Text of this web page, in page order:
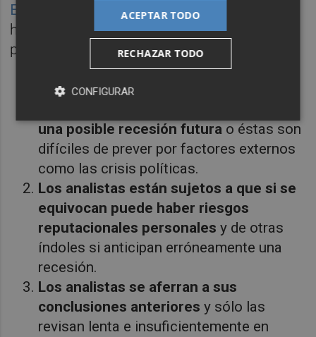
Economists Forecast Recessions?
hincapié en 3 causas de error en las
proyecciones económicas:
Los analistas no poseen la información
una posible recesión futura o éstas son
difíciles de prever por factores externos
como las crisis políticas.
Los analistas están sujetos a que si se
equivocan puede haber riesgos
reputacionales personalesy de otras
índoles si anticipan erróneamente una
recesión.
Los analistas se aferran a sus
conclusiones anterioresy sólo las
revisan lenta e insuficientemente en
ACEPTAR TODO
RECHAZAR TODO
CONFIGURAR